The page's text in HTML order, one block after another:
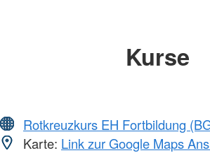
Kurse
Rotkreuzkurs EH Fortbildung
Karte: Link zur Google Maps